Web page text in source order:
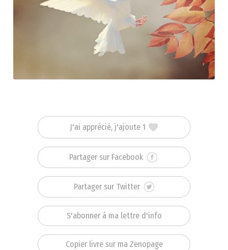
J'ai apprécié, j'ajoute 1
Partager sur Facebook
Partager sur Twitter
S'abonner à ma lettre d'info
Copier livre sur ma Zenopage